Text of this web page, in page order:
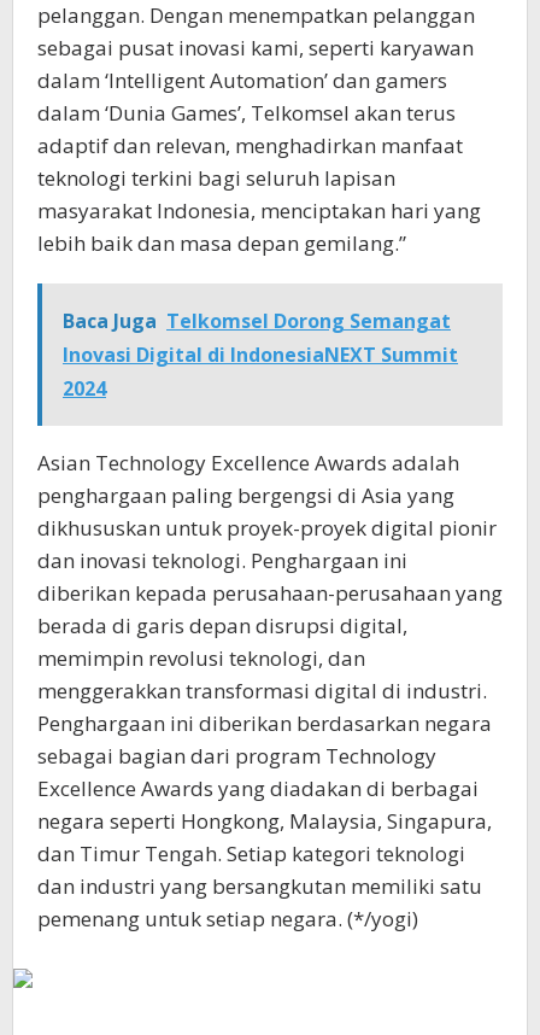
pelanggan. Dengan menempatkan pelanggan
sebagai pusat inovasi kami, seperti karyawan
dalam ‘Intelligent Automation’ dan gamers
dalam ‘Dunia Games’, Telkomsel akan terus
adaptif dan relevan, menghadirkan manfaat
teknologi terkini bagi seluruh lapisan
masyarakat Indonesia, menciptakan hari yang
lebih baik dan masa depan gemilang.”
Baca Juga Telkomsel Dorong Semangat
Inovasi Digital di IndonesiaNEXT Summit
2024
Asian Technology Excellence Awards adalah
penghargaan paling bergengsi di Asia yang
dikhususkan untuk proyek-proyek digital pionir
dan inovasi teknologi. Penghargaan ini
diberikan kepada perusahaan-perusahaan yang
berada di garis depan disrupsi digital,
memimpin revolusi teknologi, dan
menggerakkan transformasi digital di industri.
Penghargaan ini diberikan berdasarkan negara
sebagai bagian dari program Technology
Excellence Awards yang diadakan di berbagai
negara seperti Hongkong, Malaysia, Singapura,
dan Timur Tengah. Setiap kategori teknologi
dan industri yang bersangkutan memiliki satu
pemenang untuk setiap negara. (*/yogi)